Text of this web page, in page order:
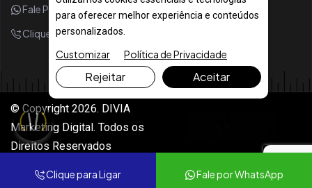
Fale Por WhatsApp
Clique Para Ligar
© Copyright 2026. DIVIA
Marketing Digital. Todos os
Direitos Reservados
Clique para Ligar Fale por WhatsApp
para oferecer melhor experiência e conteúdos
personalizados.
Customizar Política de Privacidade
Rejeitar Aceitar